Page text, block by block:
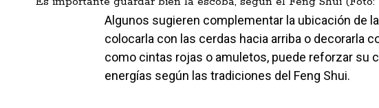
Algunos sugieren complementar la ubicación de
colocarla con las cerdas hacia arriba o decorarla
como cintas rojas o amuletos, puede reforzar su
energías según las tradiciones del Feng Shui.